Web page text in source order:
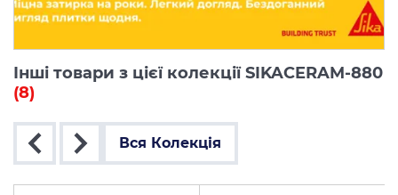
Інші товари з цієї колекції SIKACERAM-880
(8)
Вся Колекція